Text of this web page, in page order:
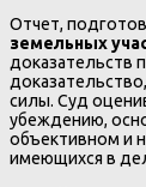
Отчет,
земельных
доказательств
силы. Суд
убеждению,
объективном и
имеющихся в